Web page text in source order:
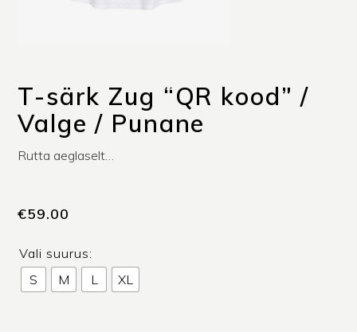
T-särk Zug “QR kood” /
Valge / Punane
Rutta aeglaselt…
€59.00
Vali suurus:
S
M L XL